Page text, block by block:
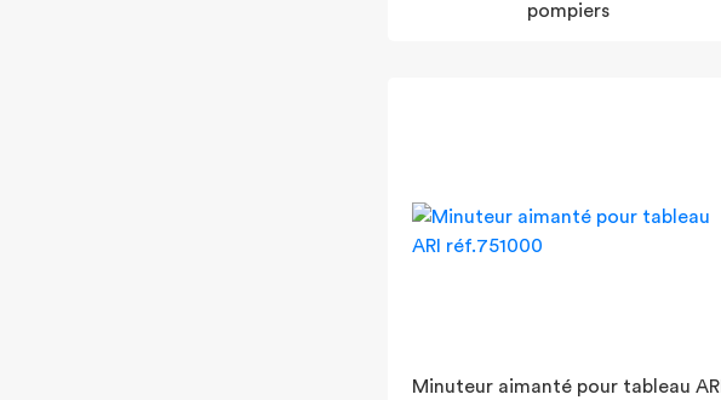
pompiers
Minuteur aimanté pour tableau ARI